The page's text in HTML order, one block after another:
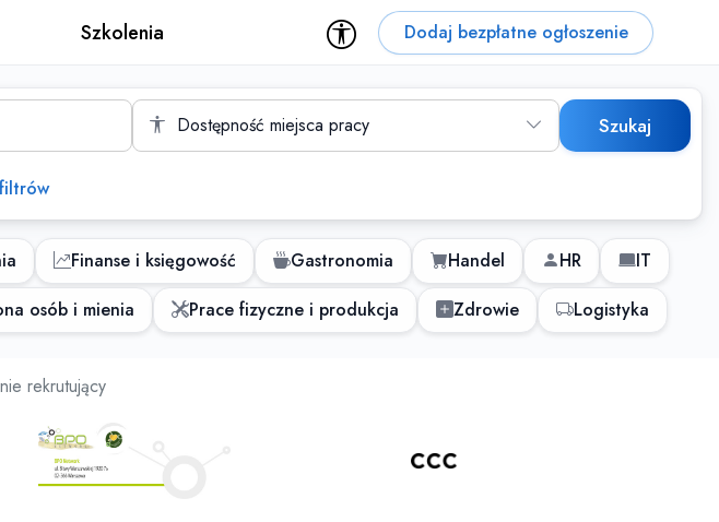
Szkolenia Dodaj bezpłatne ogłoszenie
Dostępność miejsca pracy Szukaj
Finanse i księgowość Gastronomia Handel HR
IT
osób i mienia Prace fizyczne i produkcja Zdrowie Logistyka
pracy dla osób z
rekrutujący